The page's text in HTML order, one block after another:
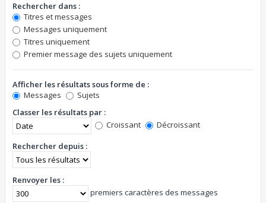
Rechercher dans :
Titres et messages
Messages uniquement
Titres uniquement
Premier message des sujets uniquement
Afficher les résultats sous forme de :
Messages
Sujets
Classer les résultats par :
Croissant
Décroissant
Rechercher depuis :
Renvoyer les :
premiers caractères des messages